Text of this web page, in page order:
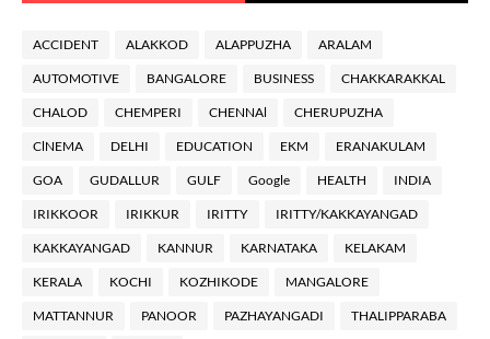
ACCIDENT ALAKKOD ALAPPUZHA ARALAM
AUTOMOTIVE BANGALORE BUSINESS CHAKKARAKKAL
CHALOD CHEMPERI CHENNAl CHERUPUZHA
ClNEMA DELHI EDUCATION EKM ERANAKULAM
GOA GUDALLUR GULF Google HEALTH INDIA
IRIKKOOR IRIKKUR IRITTY IRITTY/KAKKAYANGAD
KAKKAYANGAD KANNUR KARNATAKA KELAKAM
KERALA KOCHI KOZHIKODE MANGALORE
MATTANNUR PANOOR PAZHAYANGADI THALIPPARABA